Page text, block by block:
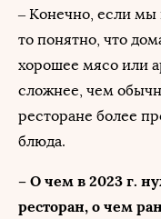
– Конечно, если
то понятно, что
хорошее мясо или
сложнее, чем
ресторане более
блюда.
– О чем в 2023 г.
ресторан, о чем